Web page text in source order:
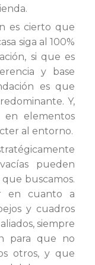
es cierto que
siga al 100%
si que es
y base
es que
Y,
en elementos
al entorno.
pueden
buscamos.
en cuanto a
y cuadros
siempre
para que no
otros, y que